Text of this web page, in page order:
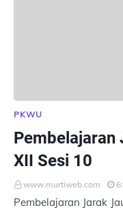
PKWU
Pembelajaran
XII Sesi 10
www.murtiweb.com
Pembelajaran Jarak